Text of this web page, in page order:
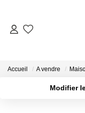
Accueil A vendre
Modifier